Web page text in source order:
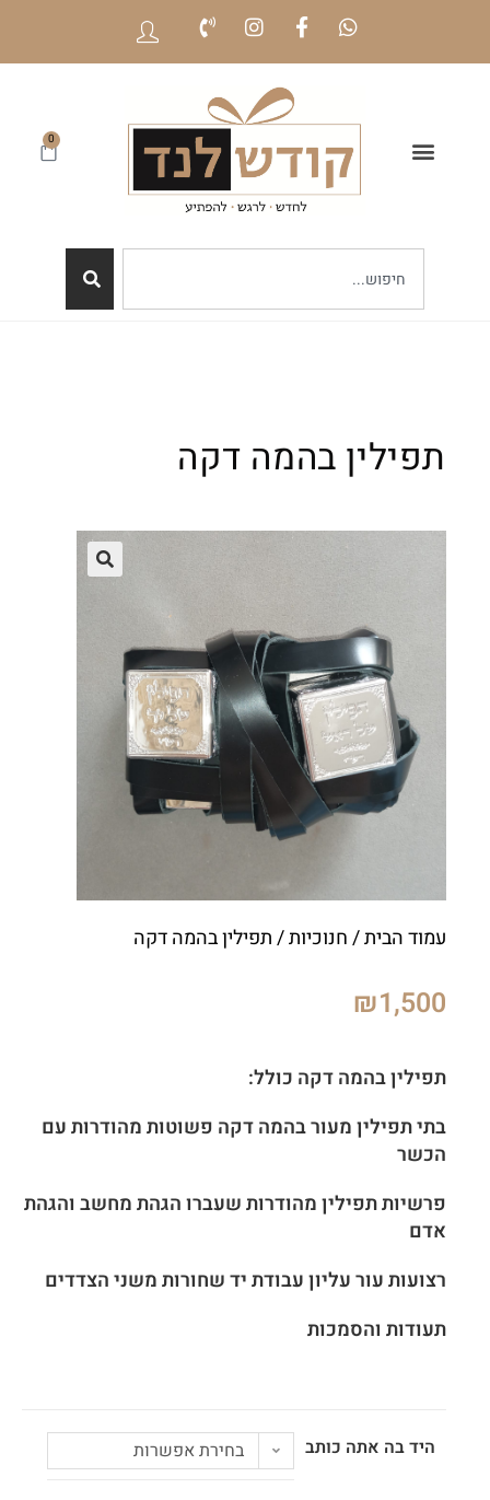
0
תפילין בהמה דקה
עמוד הבית/חנוכיות/ תפילין בהמה דקה
₪1,500
תפילין בהמה דקה כולל:
בתי תפילין מעור בהמה דקה פשוטות מהודרות עם
הכשר
פרשיות תפילין מהודרות שעברו הגהת מחשב והגהת
אדם
רצועות עור עליון עבודת יד שחורות משני הצדדים
תעודות והסמכות
היד בה אתה כותב בחירת אפשרות